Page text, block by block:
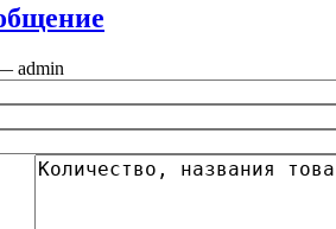
admin